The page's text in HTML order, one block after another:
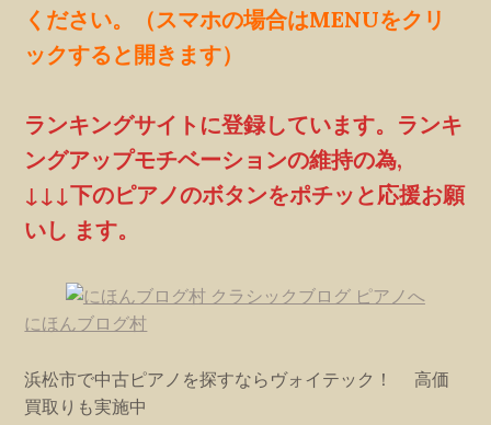
ください。（スマホの場合はMENUをクリ
ックすると開きます）
ランキングサイトに登録しています。ランキ
ングアップモチベーションの維持の為,
↓↓↓下のピアノのボタンをポチッと応援お願
いし ます。
にほんブログ村
浜松市で中古ピアノを探すならヴォイテック！ 高価
買取りも実施中